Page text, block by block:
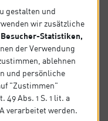
gestalten und
wir zusätzliche
Statistiken,
der Verwendung
ablehnen
und persönliche
"Zustimmen"
Abs. 1 S. 1 lit. a
verarbeitet werden.